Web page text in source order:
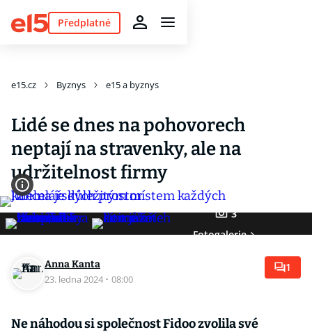
Předplatné
e15.cz Byznys e15 a byznys
Lidé se dnes na pohovorech
neptají na stravenky, ale na
udržitelnost firmy
3
Fotogalerie
Anna Kanta
23. ledna 2024 · 08:00
1
Ne náhodou si společnost Fidoo zvolila své